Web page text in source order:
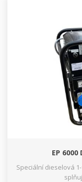
EP 6000
Speciální dieselová